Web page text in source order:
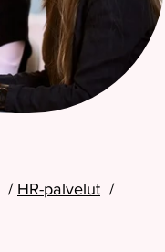
HR-palvelut